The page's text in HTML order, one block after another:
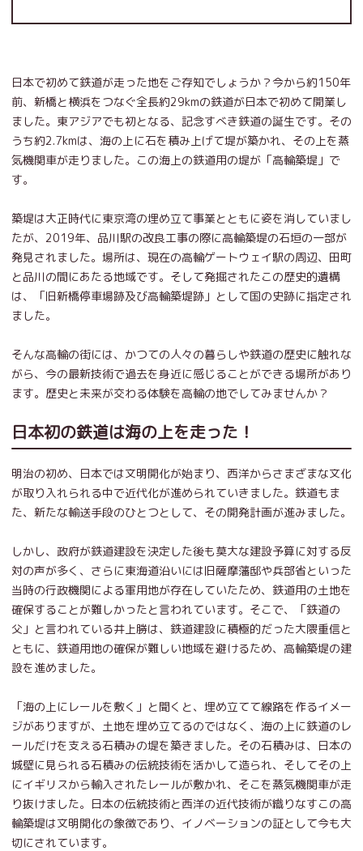
日本で初めて鉄道が走った地をご存知でしょうか？今から約150年
前、新橋と横浜をつなぐ全長約29kmの鉄道が日本で初めて開業し
ました。東アジアでも初となる、記念すべき鉄道の誕生です。その
うち約2.7kmは、海の上に石を積み上げて堤が築かれ、その上を蒸
気機関車が走りました。この海上の鉄道用の堤が「高輪築堤」で
す。
築堤は大正時代に東京湾の埋め立て事業とともに姿を消していまし
たが、2019年、品川駅の改良工事の際に高輪築堤の石垣の一部が
発見されました。場所は、現在の高輪ゲートウェイ駅の周辺、田町
と品川の間にあたる地域です。そして発掘されたこの歴史的遺構
は、「旧新橋停車場跡及び高輪築堤跡」として国の史跡に指定され
ました。
そんな高輪の街には、かつての人々の暮らしや鉄道の歴史に触れな
がら、今の最新技術で過去を身近に感じることができる場所があり
ます。歴史と未来が交わる体験を高輪の地でしてみませんか？
日本初の鉄道は海の上を走った！
明治の初め、日本では文明開化が始まり、西洋からさまざまな文化
が取り入れられる中で近代化が進められていきました。鉄道もま
た、新たな輸送手段のひとつとして、その開発計画が進みました。
しかし、政府が鉄道建設を決定した後も莫大な建設予算に対する反
対の声が多く、さらに東海道沿いには旧薩摩藩邸や兵部省といった
当時の行政機関による軍用地が存在していたため、鉄道用の土地を
確保することが難しかったと言われています。そこで、「鉄道の
父」と言われている井上勝は、鉄道建設に積極的だった大隈重信と
ともに、鉄道用地の確保が難しい地域を避けるため、高輪築堤の建
設を進めました。
「海の上にレールを敷く」と聞くと、埋め立てて線路を作るイメー
ジがありますが、土地を埋め立てるのではなく、海の上に鉄道のレ
ールだけを支える石積みの堤を築きました。その石積みは、日本の
城壁に見られる石積みの伝統技術を活かして造られ、そしてその上
にイギリスから輸入されたレールが敷かれ、そこを蒸気機関車が走
り抜けました。日本の伝統技術と西洋の近代技術が織りなすこの高
輪築堤は文明開化の象徴であり、イノベーションの証として今も大
切にされています。